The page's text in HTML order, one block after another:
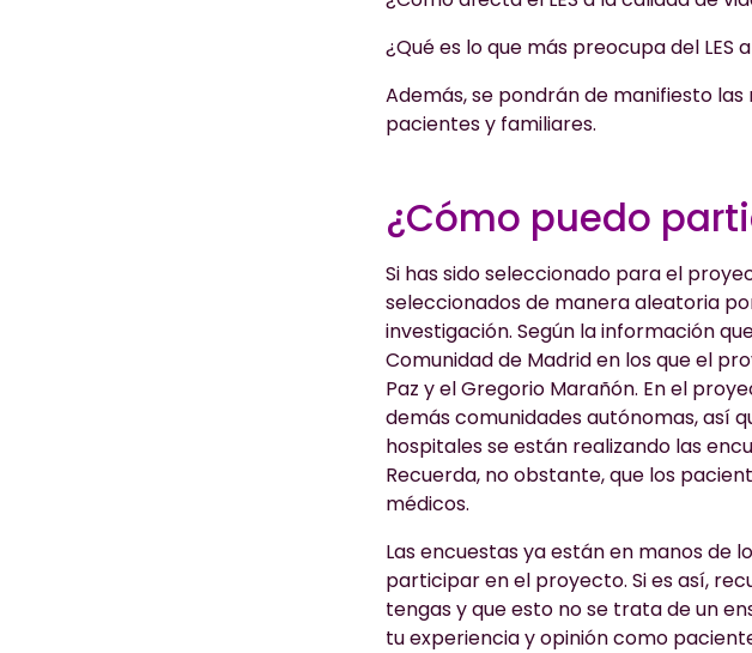
¿Qué es lo que más preocupa del
Además, se pondrán de manifiesto
pacientes y familiares.
¿Cómo puedo
Si has sido seleccionado para el
seleccionados de manera aleatoria
investigación. Según la información
Comunidad de Madrid en los que el
Paz y el Gregorio Marañón. En el
demás comunidades autónomas, así
hospitales se están realizando las
Recuerda, no obstante, que los
médicos.
Las encuestas ya están en manos de
participar en el proyecto. Si es así,
tengas y que esto no se trata de un
tu experiencia y opinión como